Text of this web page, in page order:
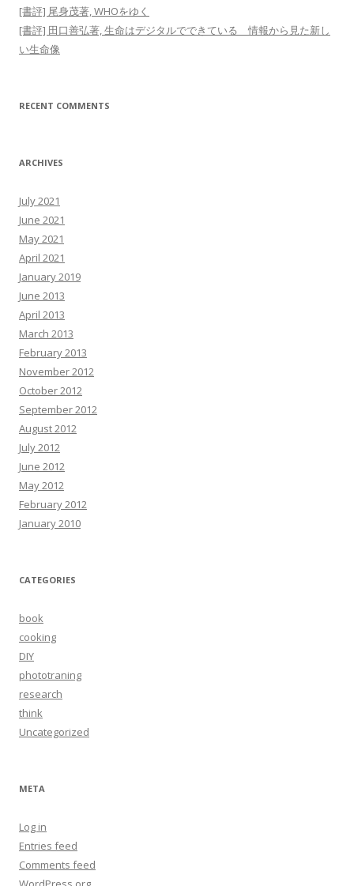
[書評] 尾身茂著, WHOをゆく
[書評] 田口善弘著, 生命はデジタルでできている 情報から見た新し
い生命像
RECENT COMMENTS
ARCHIVES
July 2021
June 2021
May 2021
April 2021
January 2019
June 2013
April 2013
March 2013
February 2013
November 2012
October 2012
September 2012
August 2012
July 2012
June 2012
May 2012
February 2012
January 2010
CATEGORIES
book
cooking
DIY
phototraning
research
think
Uncategorized
META
Log in
Entries feed
Comments feed